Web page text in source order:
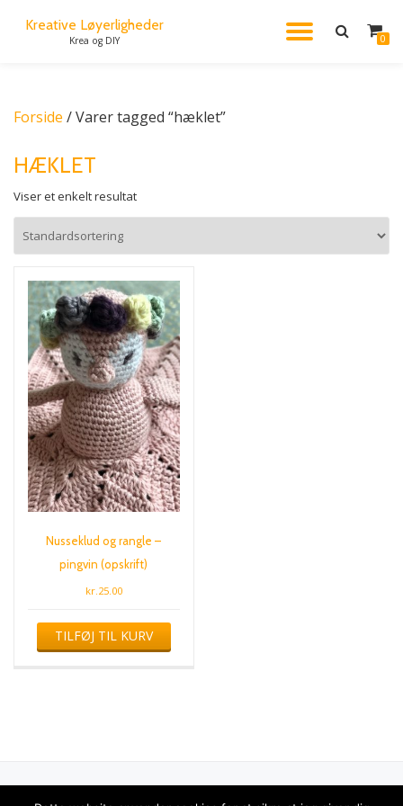
Kreative Løyerligheder
Krea og DIY
FLIP
0
Forside / Varer tagged “hæklet”
HÆKLET
Viser et enkelt resultat
Nusseklud og rangle –
pingvin (opskrift)
kr. 25.00
TILFØJ TIL KURV